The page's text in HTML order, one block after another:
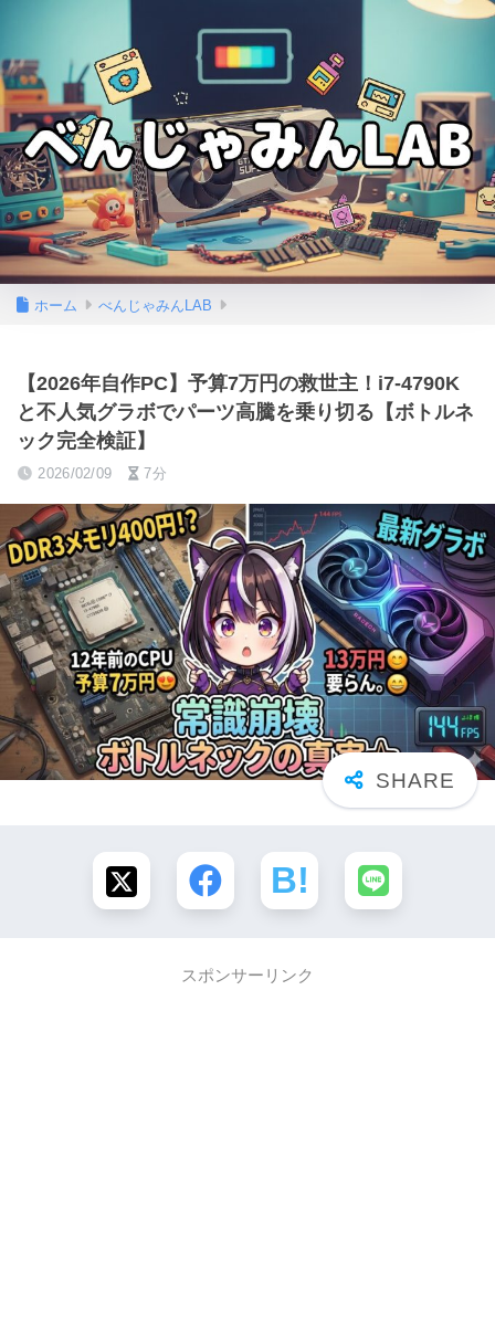
ホーム べんじゃみんLAB
【2026年自作PC】予算7万円の救世主！i7-4790K
と不人気グラボでパーツ高騰を乗り切る【ボトルネ
ック完全検証】
2026/02/09 7分
スポンサーリンク